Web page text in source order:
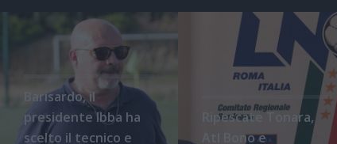
Barisardo, il
presidente Ibba ha
scelto il tecnico e
Ripescate Tonara,
Atl Bono e